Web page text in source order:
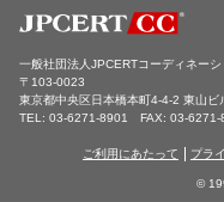
一般社団法人JPCERTコーディネーシ
〒103-0023
東京都中央区日本橋本町4-4-2 東山ビ
TEL: 03-6271-8901 FAX: 03-6271-
ご利用にあたって プラ
©